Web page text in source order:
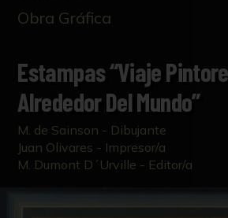
Obra Gráfica
Estampas “Viaje
Alrededor Del Mundo”
M. de Sainson - Dibujante
Juan Olivares - Impresor/a
M. Dumont D´Urville - Editor/a